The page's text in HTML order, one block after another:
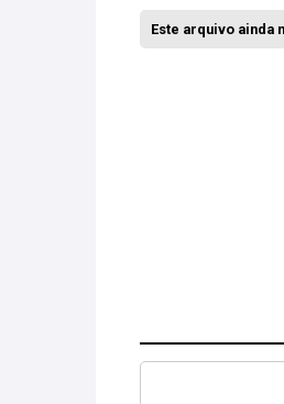
Este arquivo ainda